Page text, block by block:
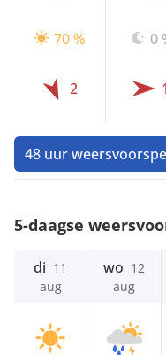
70 %
2
0
1
48 uur
5-daagse
di 11
aug
wo 12
aug